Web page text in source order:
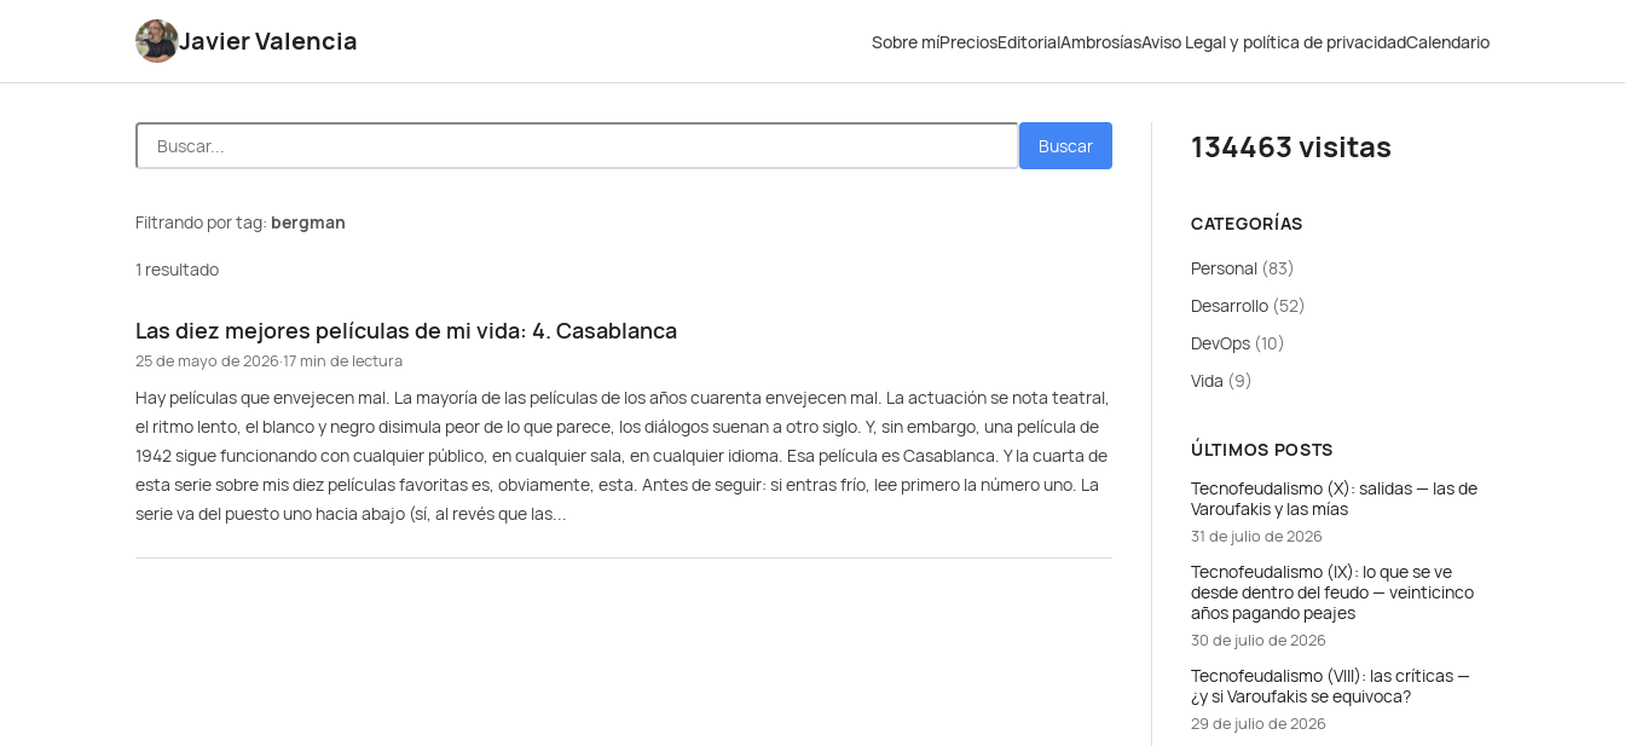
Javier Valencia Sobre míPreciosEditorialAmbrosíasAviso Legal y política de privacidadCalendario
Buscar
Filtrando por tag: bergman
1 resultado
Las diez mejores películas de mi vida: 4. Casablanca
25 de mayo de 2026·17 min de lectura
Hay películas que envejecen mal. La mayoría de las películas de los años cuarenta envejecen mal. La actuación se nota teatral,
el ritmo lento, el blanco y negro disimula peor de lo que parece, los diálogos suenan a otro siglo. Y, sin embargo, una película de
1942 sigue funcionando con cualquier público, en cualquier sala, en cualquier idioma. Esa película es Casablanca. Y la cuarta de
esta serie sobre mis diez películas favoritas es, obviamente, esta. Antes de seguir: si entras frío, lee primero la número uno. La
serie va del puesto uno hacia abajo (sí, al revés que las...
134463 visitas
CATEGORÍAS
Personal (83)
Desarrollo (52)
DevOps (10)
Vida (9)
ÚLTIMOS POSTS
Tecnofeudalismo (X): salidas — las de
Varoufakis y las mías
31 de julio de 2026
Tecnofeudalismo (IX): lo que se ve
desde dentro del feudo — veinticinco
años pagando peajes
30 de julio de 2026
Tecnofeudalismo (VIII): las críticas —
¿y si Varoufakis se equivoca?
29 de julio de 2026